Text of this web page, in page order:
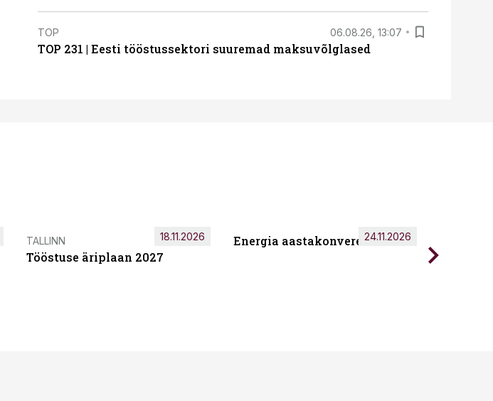
TOP 06.08.26, 13:07
TOP 231 | Eesti tööstussektori suuremad maksuvõlglased
TALLINN
Tööstuse äriplaan 2027
18.11.2026 Energia aastakonverents 2026
24.11.2026